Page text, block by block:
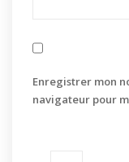
Enregistrer mon
navigateur pour